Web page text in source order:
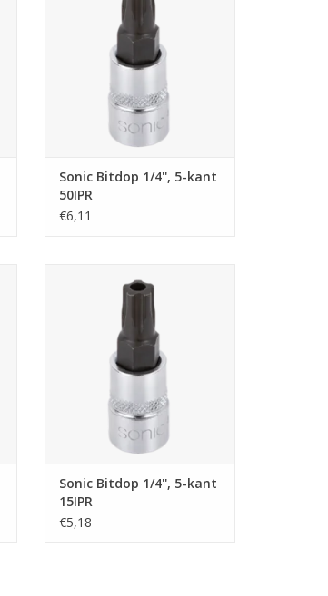
Sonic Bitdop 1/4'', 5-kant
50IPR
€6,11
TOEVOEGEN AAN WINKELWAGEN
Sonic Bitdop 1/4'', 5-kant
15IPR
€5,18